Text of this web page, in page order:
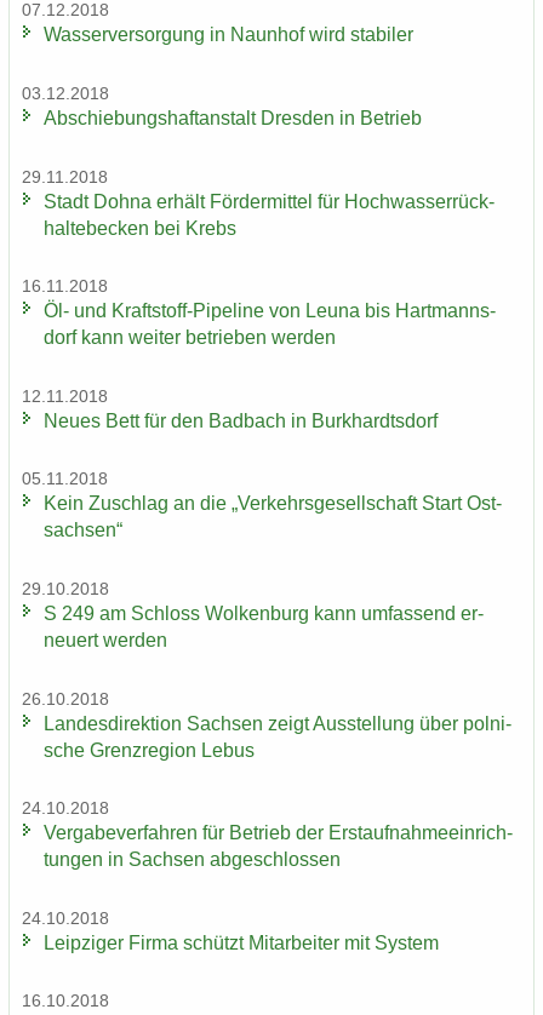
07.12.2018
Was­ser­ver­sor­gung in Naun­hof wird sta­bi­ler
03.12.2018
Ab­schie­bungs­haft­an­stalt Dres­den in Be­trieb
29.11.2018
Stadt Dohna er­hält För­der­mit­tel für Hoch­was­ser­rück­
hal­te­be­cken bei Krebs
16.11.2018
Öl- und Kraftstoff-​Pipeline von Leuna bis Hart­manns­
dorf kann wei­ter be­trie­ben wer­den
12.11.2018
Neues Bett für den Bad­bach in Burk­hardts­dorf
05.11.2018
Kein Zu­schlag an die „Ver­kehrs­ge­sell­schaft Start Ost­
sach­sen“
29.10.2018
S 249 am Schloss Wol­ken­burg kann um­fas­send er­
neu­ert wer­den
26.10.2018
Lan­des­di­rek­ti­on Sach­sen zeigt Aus­stel­lung über pol­ni­
sche Grenz­re­gi­on Lebus
24.10.2018
Ver­ga­be­ver­fah­ren für Be­trieb der Erst­auf­nah­me­ein­rich­
tun­gen in Sach­sen ab­ge­schlos­sen
24.10.2018
Leip­zi­ger Firma schützt Mit­ar­bei­ter mit Sys­tem
16.10.2018